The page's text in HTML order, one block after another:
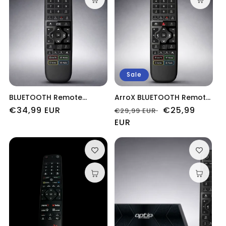
BLUETOOTH Remote
Control Fernbedienung
mit Tastenbeleuchtung
Normaler
€34,99 EUR
Sale
ArroX BLUETOOTH Remote
Control Fernbedienung
AIR Mouse für ArroX
Normaler
Preis
€29,99 EUR Verkaufspreis
€25,99
EUR